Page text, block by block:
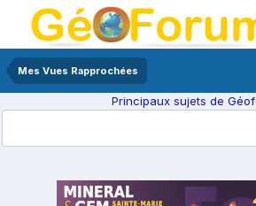
Mes Vues Rapprochées
Principaux sujets de